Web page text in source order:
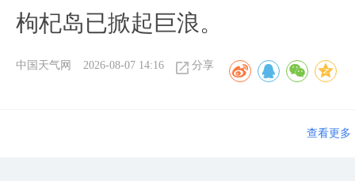
枸杞岛已掀起巨浪。
中国天气网 2026-08-07 14:16 分享
查看更多